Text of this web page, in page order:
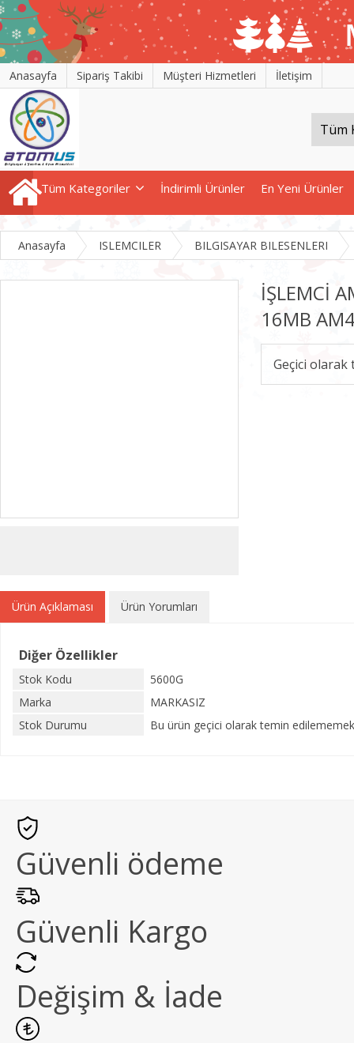
Anasayfa Sipariş Takibi Müşteri Hizmetleri İletişim
Tüm Kategoriler İndirimli Ürünler En Yeni Ürünler
Anasayfa ISLEMCILER BILGISAYAR BILESENLERI
İŞLEMCİ
16MB
Geçici
Ürün Açıklaması Ürün Yorumları
Diğer Özellikler
Stok Kodu
5600G
Marka
MARKASIZ
Stok Durumu
Bu ürün geçici olarak temin
Güvenli ödeme
Güvenli Kargo
Değişim & İade